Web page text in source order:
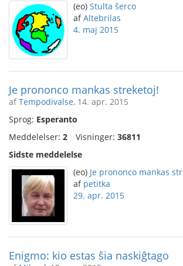
(eo) Stulta ŝerco
afAltebrilas
4. maj 2015
Je prononco mankas streketoj!
afTempodivalse, 14. apr. 2015
Sprog: Esperanto
Meddelelser: 2 Visninger: 36811
Sidste meddelelse
(eo) Je prononco mankas
af petitka
29. apr. 2015
Enigmo: kio estas ŝia naskiĝtago